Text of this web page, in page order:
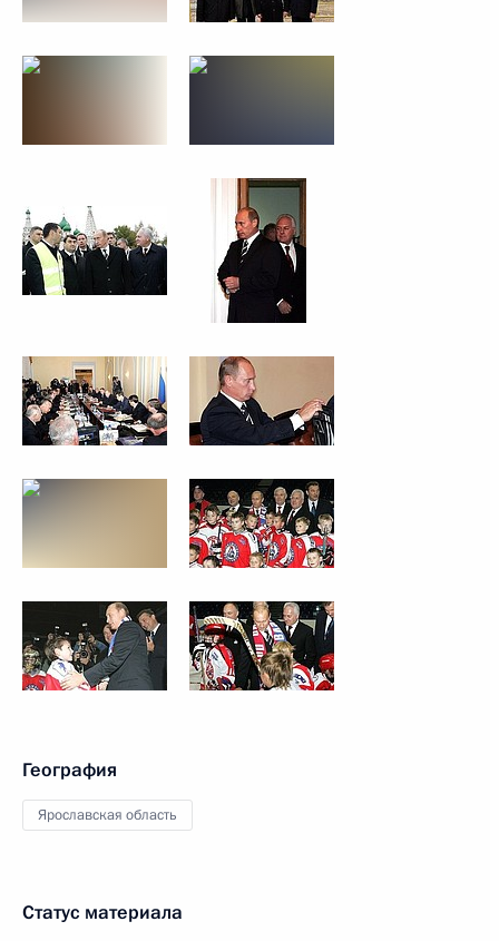
География
Ярославская область
Статус материала